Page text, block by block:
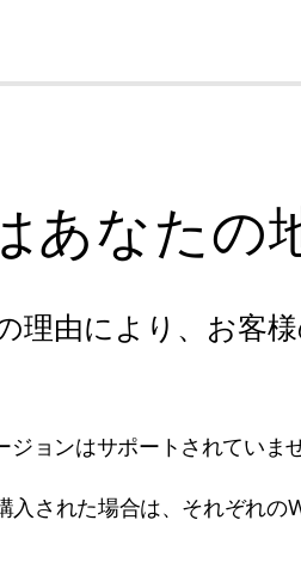
あなたの
理由により、お客
ョンはサポートされていませ
入された場合は、それぞれ